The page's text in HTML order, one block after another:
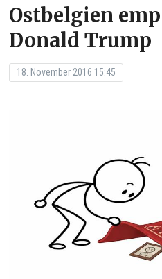
Ostbelgien
Donald Trump
18. November 2016 15:45